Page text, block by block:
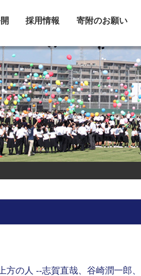
採用情報 寄附のお願い
方の人 --志賀直哉、谷崎潤一郎